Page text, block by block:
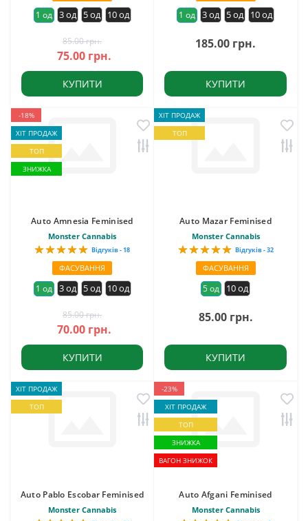
1 од 3 од 5 од 10 од
85.00 грн.
75.00 грн.
КУПИТИ
1 од 3 од 5 од 10 од
185.00 грн.
КУПИТИ
-18%
ХІТ ПРОДАЖ
ТОП
ЗНИЖКА
Auto Amnesia Feminised
Monster Cannabis
Відгуків - 18
ФАСУВАННЯ
1 од 3 од 5 од 10 од
85.00 грн.
70.00 грн.
КУПИТИ
ХІТ ПРОДАЖ
ТОП
Auto Mazar Feminised
Monster Cannabis
Відгуків - 32
ФАСУВАННЯ
5 од 10 од
85.00 грн.
КУПИТИ
ХІТ ПРОДАЖ
ТОП
Auto Pablo Escobar Feminised
Monster Cannabis
-23%
ХІТ ПРОДАЖ
ТОП
ЗНИЖКА
ВАГОН ЗНИЖОК
Auto Afgani Feminised
Monster Cannabis